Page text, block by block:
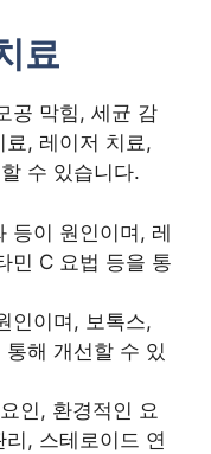
료
공 막힘, 세균 감
, 레이저 치료,
수 있습니다.
등이 원인이며, 레
민 C 요법 등을 통
인이며, 보톡스,
해 개선할 수 있
인, 환경적인 요
, 스테로이드 연